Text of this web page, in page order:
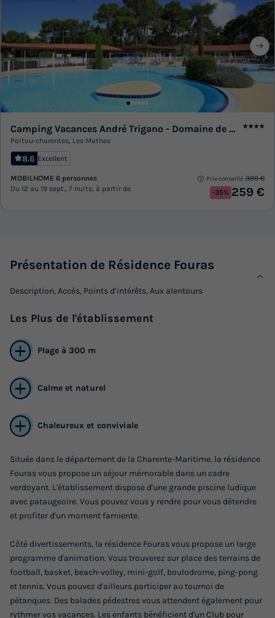
Camping Vacances André Trigano - Domaine de Montcalm ★★★★
Poitou-charentes, Les Mathes
8.6 Excellent
MOBILHOME 6 personnes
Du 12 au 19 sept., 7 nuits, à partir de
Prix conseillé :399 €
-35% 259 €
Présentation de Résidence Fouras
Description, Accès, Points d’intérêts, Aux alentours
Les Plus de l'établissement
Plage à 300 m
Calme et naturel
Chaleureux et conviviale
Située dans le département de la Charente-Maritime, la résidence
Fouras vous propose un séjour mémorable dans un cadre
verdoyant. L'établissement dispose d'une grande piscine ludique
avec pataugeoire. Vous pouvez vous y rendre pour vous détendre
et profiter d'un moment farniente.
Côté divertissements, la résidence Fouras vous propose un large
programme d'animation. Vous trouverez sur place des terrains de
football, basket, beach-volley, mini-golf, boulodrome, ping-pong
et tennis. Vous pouvez d'ailleurs participer au tournoi de
pétanques. Des balades pédestres vous attendent également pour
rythmer vos vacances. Les enfants bénéficient d'un Club pour